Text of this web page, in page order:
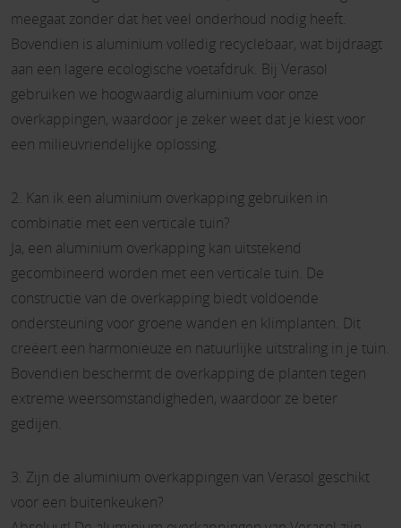
meegaat zonder dat het veel onderhoud nodig heeft.
Bovendien is aluminium volledig recyclebaar, wat bijdraagt
aan een lagere ecologische voetafdruk. Bij Verasol
gebruiken we hoogwaardig aluminium voor onze
overkappingen, waardoor je zeker weet dat je kiest voor
een milieuvriendelijke oplossing.
2. Kan ik een aluminium overkapping gebruiken in
combinatie met een verticale tuin?
Ja, een aluminium overkapping kan uitstekend
gecombineerd worden met een verticale tuin. De
constructie van de overkapping biedt voldoende
ondersteuning voor groene wanden en klimplanten. Dit
creëert een harmonieuze en natuurlijke uitstraling in je tuin.
Bovendien beschermt de overkapping de planten tegen
extreme weersomstandigheden, waardoor ze beter
gedijen.
3. Zijn de aluminium overkappingen van Verasol geschikt
voor een buitenkeuken?